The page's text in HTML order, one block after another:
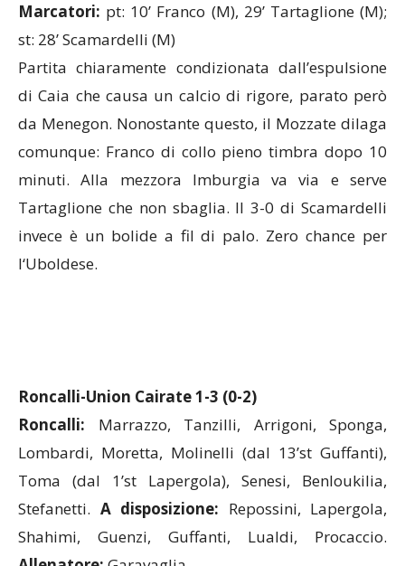
Marcatori: pt: 10’ Franco (M), 29’ Tartaglione (M);
st: 28’ Scamardelli (M)
Partita chiaramente condizionata dall’espulsione
di Caia che causa un calcio di rigore, parato però
da Menegon. Nonostante questo, il Mozzate dilaga
comunque: Franco di collo pieno timbra dopo 10
minuti. Alla mezzora Imburgia va via e serve
Tartaglione che non sbaglia. Il 3-0 di Scamardelli
invece è un bolide a fil di palo. Zero chance per
l‘Uboldese.
Roncalli: Marrazzo, Tanzilli, Arrigoni, Sponga,
Lombardi, Moretta, Molinelli (dal 13’st Guffanti),
Toma (dal 1’st Lapergola), Senesi, Benloukilia,
Stefanetti. A disposizione:Repossini, Lapergola,
Shahimi, Guenzi, Guffanti, Lualdi, Procaccio.
Allenatore:Garavaglia